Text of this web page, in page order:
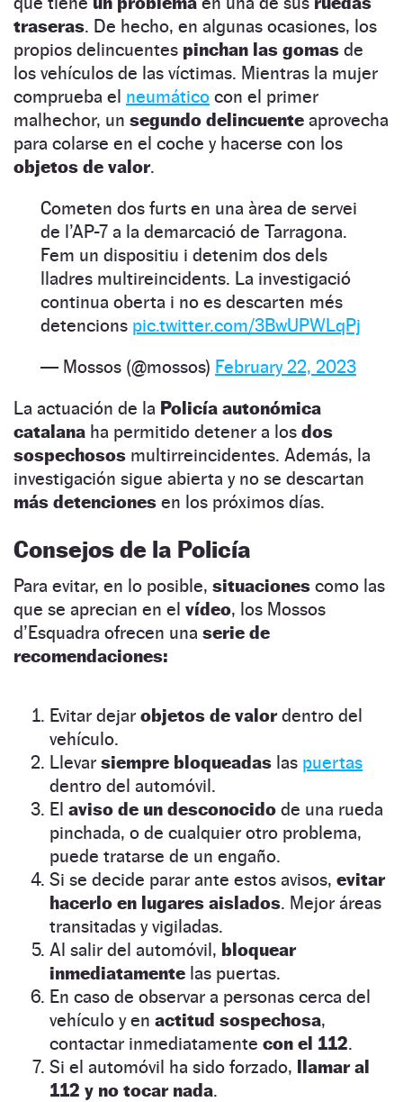
traseras. De hecho, en algunas ocasiones, los
propios delincuentes pinchan las gomas de
los vehículos de las víctimas. Mientras la mujer
comprueba el neumático con el primer
malhechor, un segundo delincuente aprovecha
para colarse en el coche y hacerse con los
objetos de valor.
Cometen dos furts en una àrea de servei
de l’AP-7 a la demarcació de Tarragona.
Fem un dispositiu i detenim dos dels
lladres multireincidents. La investigació
continua oberta i no es descarten més
detencions pic.twitter.com/3BwUPWLqPj
— Mossos (@mossos) February 22, 2023
La actuación de la Policía autonómica
catalana ha permitido detener a los dos
sospechosos multirreincidentes. Además, la
investigación sigue abierta y no se descartan
más detenciones en los próximos días.
Consejos de la Policía
Para evitar, en lo posible, situaciones como las
que se aprecian en el vídeo, los Mossos
d’Esquadra ofrecen una serie de
recomendaciones:
Evitar dejar objetos de valordentro del
vehículo.
Llevar siempre bloqueadas las puertas
dentro del automóvil.
El aviso de un desconocido de una rueda
pinchada, o de cualquier otro problema,
puede tratarse de un engaño.
Si se decide parar ante estos avisos, evitar
hacerlo en lugares aislados. Mejor áreas
transitadas y vigiladas.
Al salir del automóvil, bloquear
inmediatamente las puertas.
En caso de observar a personas cerca del
vehículo y en actitud sospechosa,
contactar inmediatamente con el 112.
Si el automóvil ha sido forzado, llamar al
112 y no tocar nada.